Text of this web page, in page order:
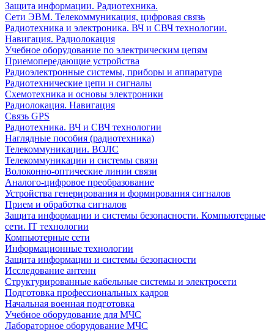
Защита информации. Радиотехника.
Сети ЭВМ. Телекоммуникация, цифровая связь
Радиотехника и электроника. ВЧ и СВЧ технологии.
Навигация. Радиолокация
Учебное оборудование по электрическим цепям
Приемопередающие устройства
Радиоэлектронные системы, приборы и аппаратура
Радиотехнические цепи и сигналы
Схемотехника и основы электроники
Радиолокация. Навигация
Связь GPS
Радиотехника. ВЧ и СВЧ технологии
Наглядные пособия (радиотехника)
Телекоммуникации. ВОЛС
Телекоммуникации и системы связи
Волоконно-оптические линии связи
Аналого-цифровое преобразование
Устройства генерирования и формирования сигналов
Прием и обработка сигналов
Защита информации и системы безопасности. Компьютерные
сети. IT технологии
Компьютерные сети
Информационные технологии
Защита информации и системы безопасности
Исследование антенн
Структурированные кабельные системы и электросети
Подготовка профессиональных кадров
Начальная военная подготовка
Учебное оборудование для МЧС
Лабораторное оборудование МЧС